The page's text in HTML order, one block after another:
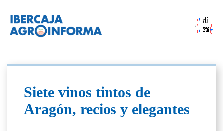
Siete vinos tintos de
Aragón, recios y elegantes